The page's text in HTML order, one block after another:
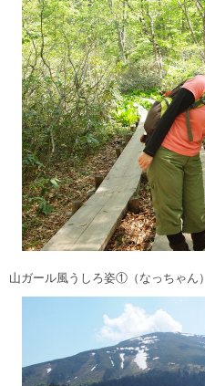
山ガール風うしろ姿①（なっちゃん）